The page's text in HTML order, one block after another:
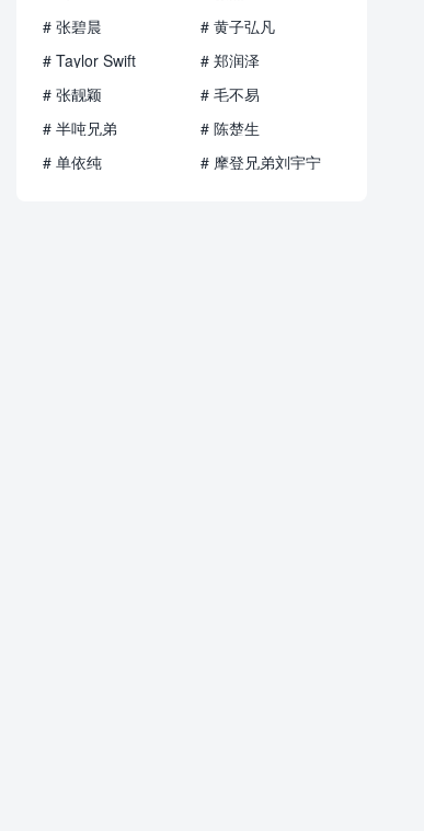
# 张碧晨
# 黄子弘凡
# Taylor Swift
# 郑润泽
# 张靓颖
# 毛不易
# 半吨兄弟
# 陈楚生
# 单依纯
# 摩登兄弟刘宇宁